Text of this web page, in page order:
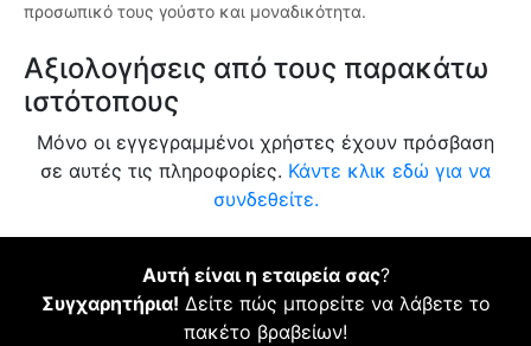
προσωπικό τους γούστο και μοναδικότητα.
Αξιολογήσεις από τους παρακάτω
ιστότοπους
Μόνο οι εγγεγραμμένοι χρήστες έχουν πρόσβαση
σε αυτές τις πληροφορίες. Κάντε κλικ εδώ για να
συνδεθείτε.
Αυτή είναι η εταιρεία σας?
Συγχαρητήρια! Δείτε πώς μπορείτε να λάβετε το
πακέτο βραβείων!